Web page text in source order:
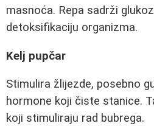
masnoća. Repa sadrži
detoksifikaciju organizma.
Kelj pupčar
Stimulira žlijezde, posebno
hormone koji čiste stanice.
koji stimuliraju rad bubrega.